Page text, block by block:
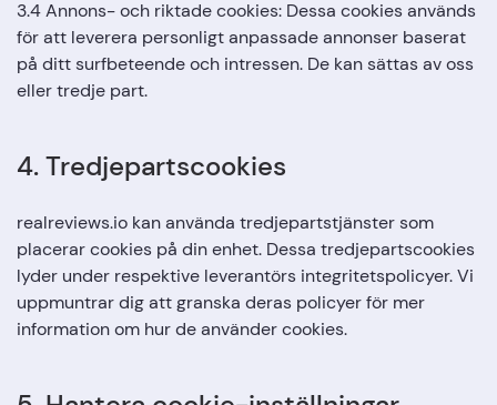
3.4 Annons- och riktade cookies: Dessa cookies används
för att leverera personligt anpassade annonser baserat
på ditt surfbeteende och intressen. De kan sättas av oss
eller tredje part.
4. Tredjepartscookies
realreviews.io kan använda tredjepartstjänster som
placerar cookies på din enhet. Dessa tredjepartscookies
lyder under respektive leverantörs integritetspolicyer. Vi
uppmuntrar dig att granska deras policyer för mer
information om hur de använder cookies.